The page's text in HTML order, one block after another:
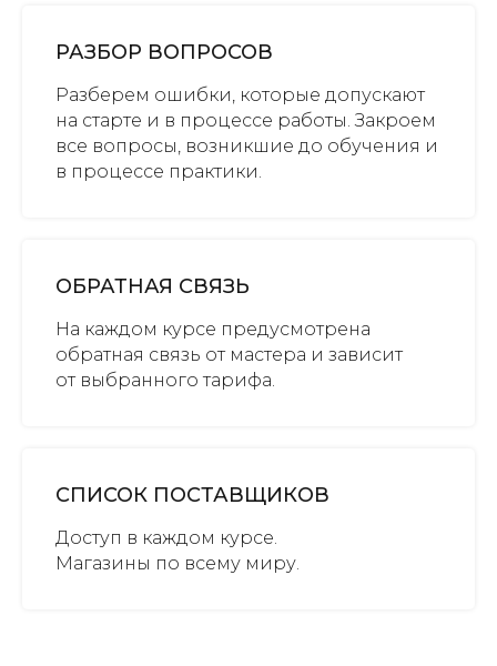
РАЗБОР ВОПРОСОВ
Разберем ошибки, которые допускают
на старте и в процессе работы. Закроем
все вопросы, возникшие до обучения и
в процессе практики.
ОБРАТНАЯ СВЯЗЬ
На каждом курсе предусмотрена
обратная связь от мастера и зависит
от выбранного тарифа.
СПИСОК ПОСТАВЩИКОВ
Доступ в каждом курсе.
Магазины по всему миру.